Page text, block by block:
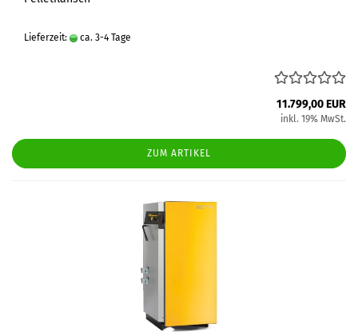
Lieferzeit: ca. 3-4 Tage
11.799,00 EUR
inkl. 19% MwSt.
ZUM ARTIKEL